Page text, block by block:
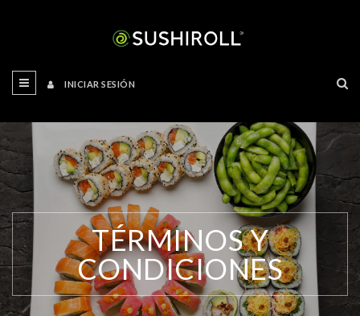
INICIAR SESIÓN
TÉRMINOS Y
CONDICIONES